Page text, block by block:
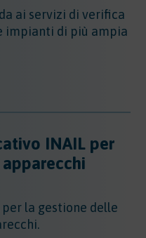
ai servizi di verifica
impianti di più ampia
INAIL per
la gestione delle